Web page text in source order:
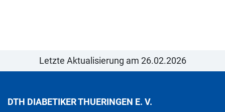
Letzte Aktualisierung am 26.02.2026
DTH DIABETIKER THUERINGEN E. V.